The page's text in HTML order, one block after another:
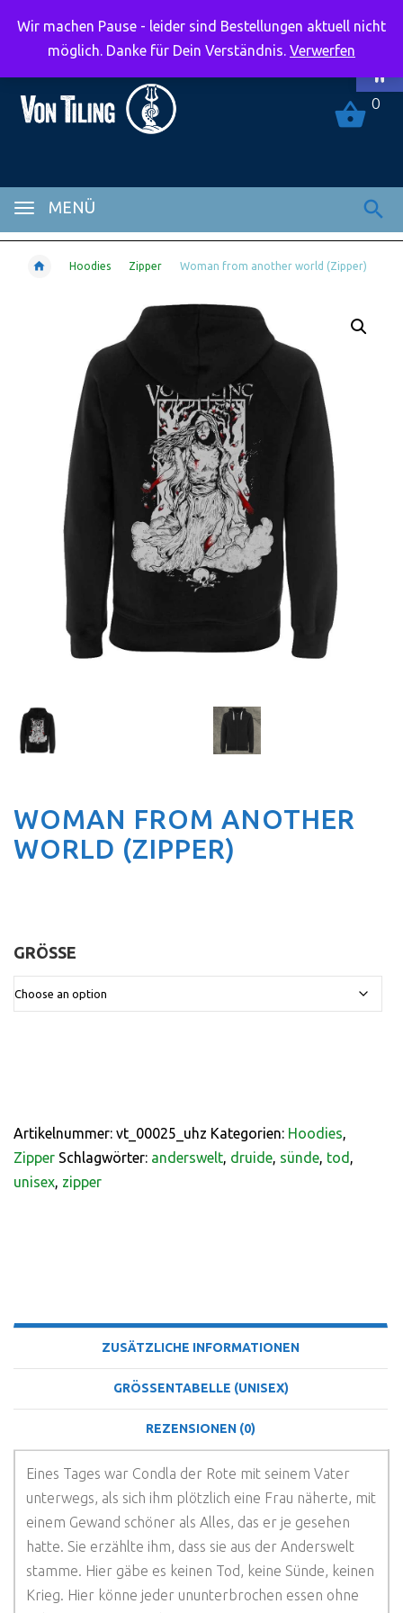
MENÜ
0
Hoodies Zipper Woman from another world (Zipper)
WOMAN FROM ANOTHER
WORLD (ZIPPER)
GRÖSSE
Artikelnummer: vt_00025_uhz Kategorien: Hoodies,
Zipper Schlagwörter: anderswelt, druide, sünde, tod ,
unisex, zipper
ZUSÄTZLICHE INFORMATIONEN
GRÖSSENTABELLE (UNISEX)
REZENSIONEN (0)
Eines Tages war Condla der Rote mit seinem Vater
unterwegs, als sich ihm plötzlich eine Frau näherte, mit
einem Gewand schöner als Alles, das er je gesehen
hatte. Sie erzählte ihm, dass sie aus der Anderswelt
stamme. Hier gäbe es keinen Tod, keine Sünde, keinen
Krieg. Hier könne jeder ununterbrochen essen ohne
Wir machen Pause - leider sind Bestellungen aktuell nicht
möglich. Danke für Dein Verständnis. Verwerfen